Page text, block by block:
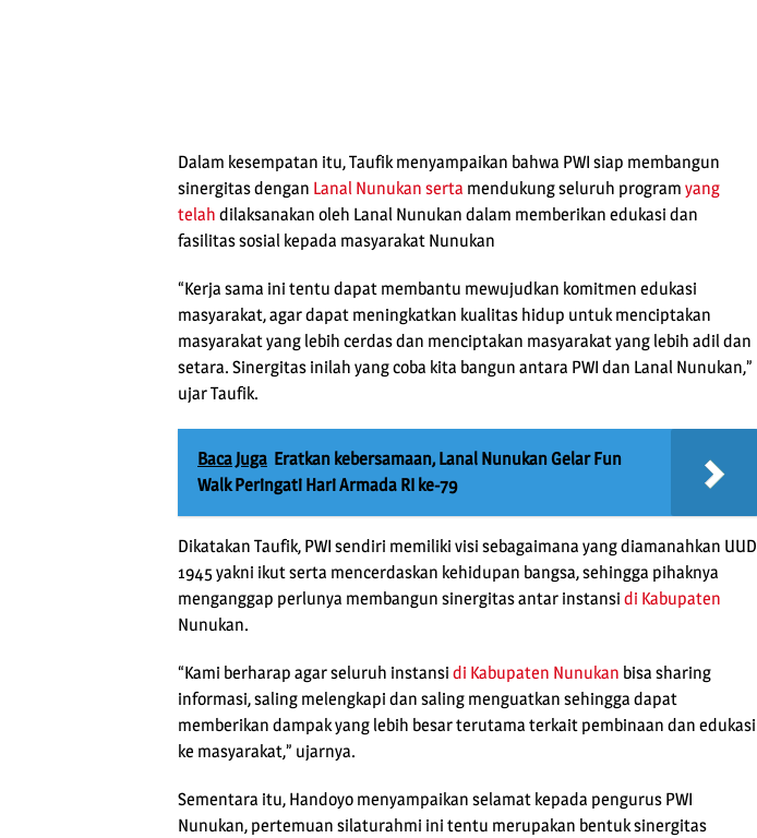
Dalam kesempatan itu, Taufik menyampaikan bahwa PWI siap membangun
sinergitas dengan Lanal Nunukan serta mendukung seluruh program yang
telah dilaksanakan oleh Lanal Nunukan dalam memberikan edukasi dan
fasilitas sosial kepada masyarakat Nunukan
“Kerja sama ini tentu dapat membantu mewujudkan komitmen edukasi
masyarakat, agar dapat meningkatkan kualitas hidup untuk menciptakan
masyarakat yang lebih cerdas dan menciptakan masyarakat yang lebih adil dan
setara. Sinergitas inilah yang coba kita bangun antara PWI dan Lanal Nunukan,”
ujar Taufik.
Baca Juga Eratkan kebersamaan, Lanal Nunukan Gelar Fun
Walk Peringati Hari Armada RI ke-79
Dikatakan Taufik, PWI sendiri memiliki visi sebagaimana yang diamanahkan UUD
1945 yakni ikut serta mencerdaskan kehidupan bangsa, sehingga pihaknya
menganggap perlunya membangun sinergitas antar instansi di Kabupaten
Nunukan.
“Kami berharap agar seluruh instansi di Kabupaten Nunukan bisa sharing
informasi, saling melengkapi dan saling menguatkan sehingga dapat
memberikan dampak yang lebih besar terutama terkait pembinaan dan edukasi
ke masyarakat,” ujarnya.
Sementara itu, Handoyo menyampaikan selamat kepada pengurus PWI
Nunukan, pertemuan silaturahmi ini tentu merupakan bentuk sinergitas